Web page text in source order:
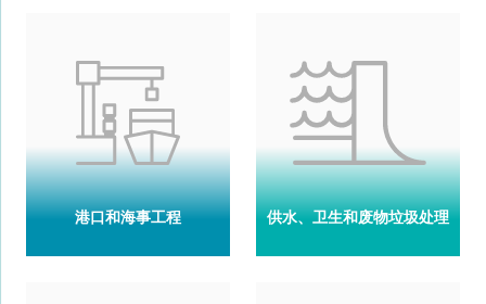
港口和海事工程 供水、卫生和废物垃圾处理